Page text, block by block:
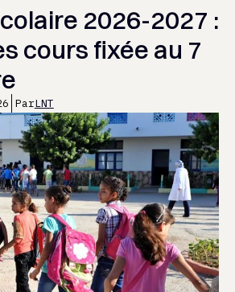
2026-2027 :
cours fixée au 7
ParLNT